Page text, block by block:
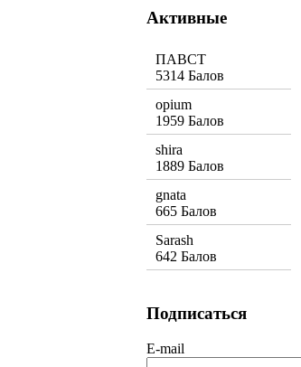
Активные
ПАВСТ
5314 Балов
opium
1959 Балов
shira
1889 Балов
gnata
665 Балов
Sarash
642 Балов
Подписаться
E-mail